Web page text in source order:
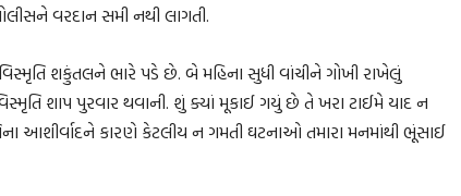
વરદાન સમી નથી લાગતી.
શકુંતલને ભારે પડે છે. બે મહિના સુધી વાંચીને ગોખી રાખેલું
શાપ પુરવાર થવાની. શું ક્યાં મૂકાઈ ગયું છે તે ખરા ટાઈમે યાદ ન
આશીર્વાદને કારણે કેટલીય ન ગમતી ઘટનાઓ તમારા મનમાંથી ભૂંસાઈ